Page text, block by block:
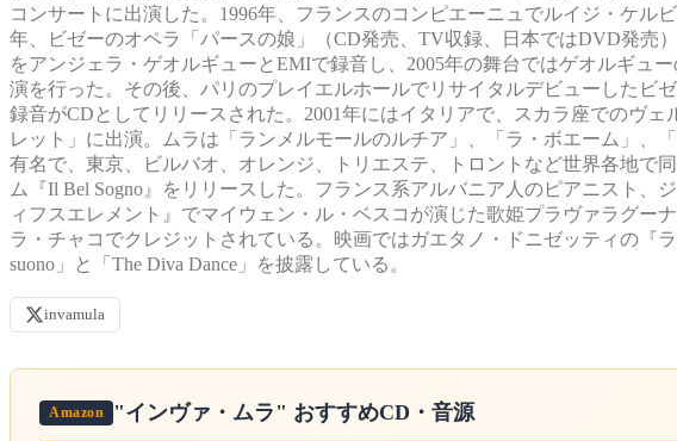
コンサートに出演した。1996年、フランスのコンピエーニュでルイジ・ケル
年、ビゼーのオペラ「パースの娘」（CD発売、TV収録、日本ではDVD発売
をアンジェラ・ゲオルギューとEMIで録音し、2005年の舞台ではゲオルギュ
演を行った。その後、パリのプレイエルホールでリサイタルデビューしたビ
録音がCDとしてリリースされた。2001年にはイタリアで、スカラ座でのヴ
レット」に出演。ムラは「ランメルモールのルチア」、「ラ・ボエーム」、
有名で、東京、ビルバオ、オレンジ、トリエステ、トロントなど世界各地で
ム『Il Bel Sogno』をリリースした。フランス系アルバニア人のピアニスト、
ィフスエレメント』でマイウェン・ル・ベスコが演じた歌姫プラヴァラグー
ラ・チャコでクレジットされている。映画ではガエタノ・ドニゼッティの『
suono」と「The Diva Dance」を披露している。
invamula
Amazon "インヴァ・ムラ" おすすめCD・音源